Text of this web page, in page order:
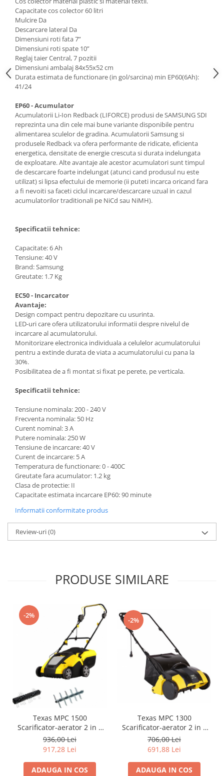
Motocoase
Motoferastraie
Suflante frunze
Atomizoare si pulverizatoare
Tocatoare resturi vegetale
Motoburghie
Solarii gradina
Solutii depozitare
Casute gradina
Cutii depozitare
Mobilier gradina
Set mobilier gradina
Canapele de gradina
Mese gradina
Sezlonguri
Scule electrice
Ciocane rotopercutoare
Ciocane demolatoare
Masini de gaurit
Masini de gaurit cu percutie
Masini de insurubat
Masini de insurubat cu impact
Polizoare
Ferastraie electrice
Masini de taiat si stantat
Multi-cuter
Rindele electrice
Masini de slefuit
Suflante cu aer cald
Masini de frezat
Masini de amestecat
Modelare si bricolaj
Pistoale de vopsit
Utilaje pentru constructii
Maiuri compactoare
Cilindri vibrocompactori
Finisoare beton
Vibratoare beton
Scarificatoare
Taietoare beton si asfalt
Taietoare materiale
Turnuri de lumina
Roabe motorizate
Ventilatoare industriale
Capacitate cos colector 60 litri
Mulcire Da
Descarcare lateral Da
Dimensiuni roti fata 7”
Dimensiuni roti spate 10”
Reglaj taier Central, 7 pozitii
Dimensiuni ambalaj 84x55x52 cm
Durata estimata de functionare (in gol/sarcina) min EP60(6Ah):
41/24
EP60 - Acumulator
Acumulatorii Li-Ion Redback (LIFORCE) produsi de SAMSUNG SDI
reprezinta una din cele mai bune variante disponibile pentru
alimentarea sculelor de gradina. Acumulatorii Samsung si
produsele Redback va ofera performante de ridicate, eficienta
energetica, densitate de energie crescuta si durata indelungata
de exploatare. Alte avantaje ale acestor acumulatori sunt timpul
de descarcare foarte indelungat (atunci cand produsul nu este
utilizat) si lipsa efectului de memorie (ii puteti incarca oricand fara
a fi nevoiti sa faceti ciclul incarcare/descarcare uzual in cazul
acumulatorilor traditionali pe NiCd sau NiMH).
Specificatii tehnice:
Capacitate: 6 Ah
Tensiune: 40 V
Brand: Samsung
Greutate: 1.7 Kg
EC50 - Incarcator
Avantaje:
Design compact pentru depozitare cu usurinta.
LED-uri care ofera utilizatorului informatii despre nivelul de
incarcare al acumulatorului.
Monitorizare electronica individuala a celulelor acumulatorului
pentru a extinde durata de viata a acumulatorului cu pana la
30%.
Posibilitatea de a fi montat si fixat pe perete, pe verticala.
Specificatii tehnice:
Tensiune nominala: 200 - 240 V
Frecventa nominala: 50 Hz
Curent nominal: 3 A
Putere nominala: 250 W
Tensiune de incarcare: 40 V
Curent de incarcare: 5 A
Temperatura de functionare: 0 - 400C
Greutate fara acumulator: 1.2 kg
Clasa de protectie: II
Capacitate estimata incarcare EP60: 90 minute
Informatii conformitate produs
Review-uri(0)
PRODUSE SIMILARE
-2%
Texas MPC 1500
Scarificator-aerator 2 in 1
electric, 1500W, 230V,
latime lucru 33cm,
936,00 Lei
917,28 Lei
ADAUGA IN COS
-2%
Texas MPC 1300
Scarificator-aerator 2 in 1
electric, 1300W, 230V,
latime de lucru 30cm,
30L
706,00 Lei
691,88 Lei
ADAUGA IN COS